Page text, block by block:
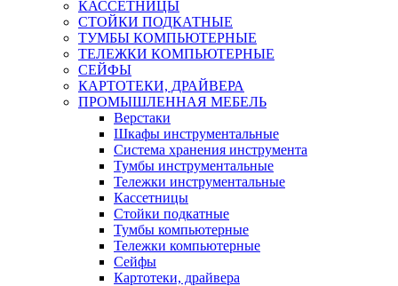
КАССЕТНИЦЫ
СТОЙКИ ПОДКАТНЫЕ
ТУМБЫ КОМПЬЮТЕРНЫЕ
ТЕЛЕЖКИ КОМПЬЮТЕРНЫЕ
СЕЙФЫ
КАРТОТЕКИ, ДРАЙВЕРА
ПРОМЫШЛЕННАЯ МЕБЕЛЬ
Верстаки
Шкафы инструментальные
Система хранения инструмента
Тумбы инструментальные
Тележки инструментальные
Кассетницы
Стойки подкатные
Тумбы компьютерные
Тележки компьютерные
Сейфы
Картотеки, драйвера